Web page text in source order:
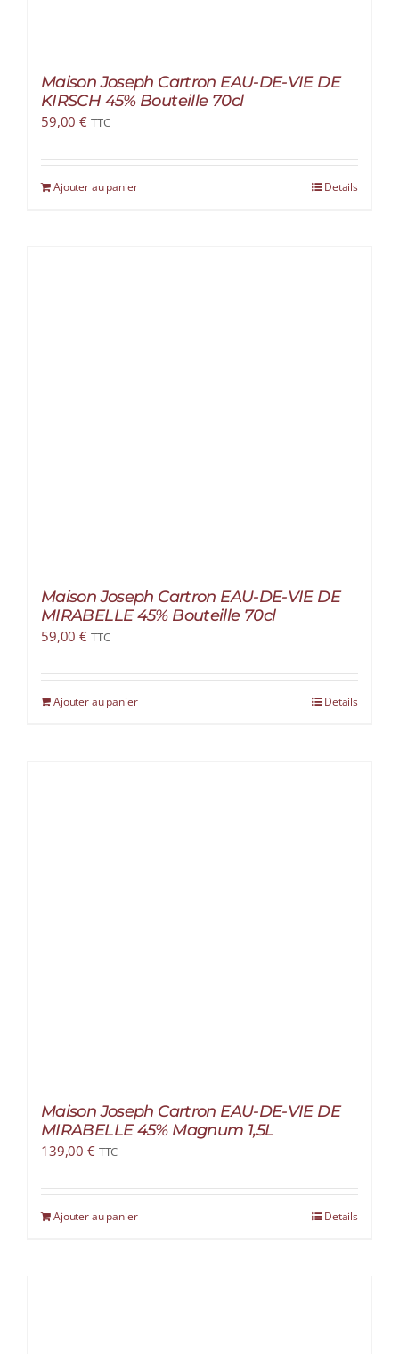
Maison Joseph Cartron EAU-DE-VIE DE
KIRSCH 45% Bouteille 70cl
59,00€ TTC
Ajouter au panier Details
Maison Joseph Cartron EAU-DE-VIE DE
MIRABELLE 45% Bouteille 70cl
59,00€ TTC
Ajouter au panier Details
Maison Joseph Cartron EAU-DE-VIE DE
MIRABELLE 45% Magnum 1,5L
139,00 € TTC
Ajouter au panier Details